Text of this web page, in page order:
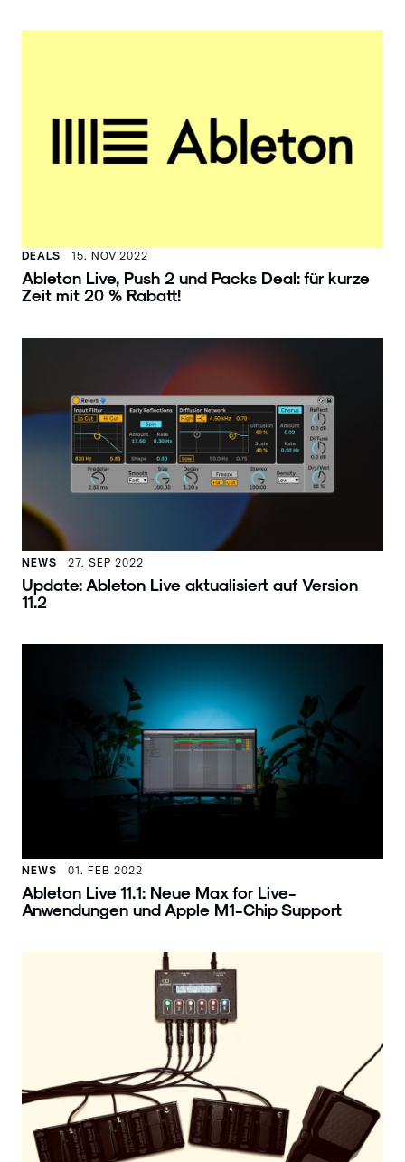
DEALS 15. NOV 2022
Ableton Live, Push 2 und Packs Deal: für kurze
Zeit mit 20 % Rabatt!
NEWS 27. SEP 2022
Update: Ableton Live aktualisiert auf Version
11.2
NEWS 01. FEB 2022
Ableton Live 11.1: Neue Max for Live-
Anwendungen und Apple M1-Chip Support